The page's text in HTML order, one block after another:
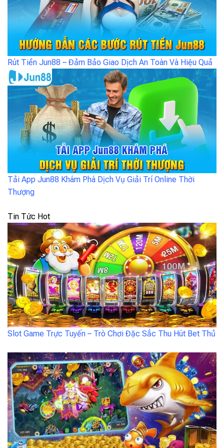
Rút Tiền Jun88 – Đảm Bảo Giao Dịch An Toàn Và Hiệu Quả
Tải App Jun88 Khám Phá Dịch Vụ Giải Trí Online Thời
Thượng
Tin Tức Hot
Slot Game Trực Tuyến – Trò Chơi Đặc Sắc Thu Hút Bet Thủ